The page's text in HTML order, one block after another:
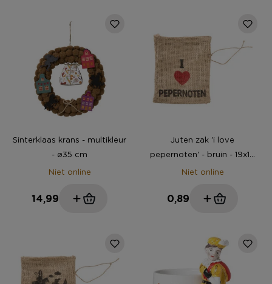
Sinterklaas krans - multikleur
- ø35 cm
Niet online
14,99
Juten zak 'i love
pepernoten' - bruin - 19x16
cm
Niet online
0,89